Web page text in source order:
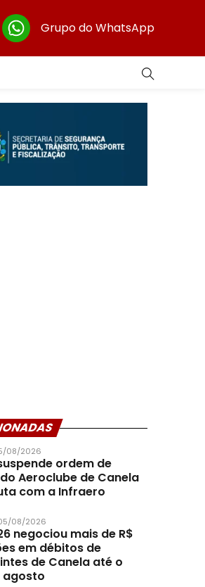
Grupo do WhatsApp
08/2026
ordem de
Aeroclube de Canela
com a Infraero
08/2026
negociou mais de R$
em débitos de
de Canela até o
agosto